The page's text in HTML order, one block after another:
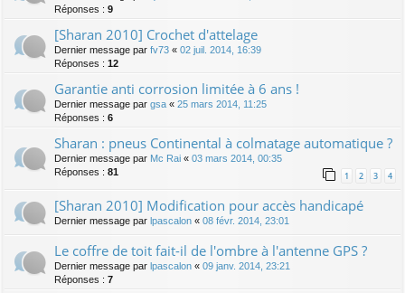
Réponses : 9
[Sharan 2010] Crochet d'attelage
Dernier message par fv73 « 02 juil. 2014, 16:39
Réponses : 12
Garantie anti corrosion limitée à 6 ans !
Dernier message par gsa « 25 mars 2014, 11:25
Réponses : 6
Sharan : pneus Continental à colmatage automatique ?
Dernier message par Mc Rai « 03 mars 2014, 00:35
Réponses : 81 1 2 3 4
[Sharan 2010] Modification pour accès handicapé
Dernier message par lpascalon « 08 févr. 2014, 23:01
Le coffre de toit fait-il de l'ombre à l'antenne GPS ?
Dernier message par lpascalon « 09 janv. 2014, 23:21
Réponses : 7